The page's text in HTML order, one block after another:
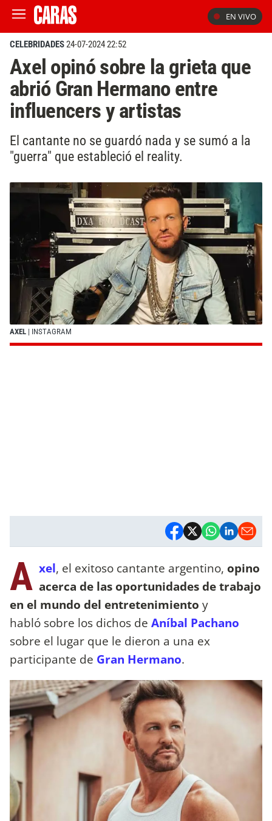
EN VIVO
CELEBRIDADES24-07-2024 22:52
Axel opinó sobre la grieta que
abrió Gran Hermano entre
influencers y artistas
El cantante no se guardó nada y se sumó a la
"guerra" que estableció el reality.
AXEL | INSTAGRAM
A xel, el exitoso cantante argentino, opino
acerca de las oportunidades de trabajo
en el mundo del entretenimiento y
habló sobre los dichos de Aníbal Pachano
sobre el lugar que le dieron a una ex
participante de Gran Hermano.